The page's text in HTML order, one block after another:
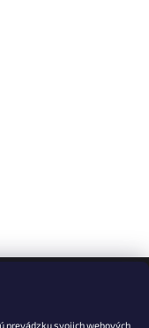
prevádzku svojich webových